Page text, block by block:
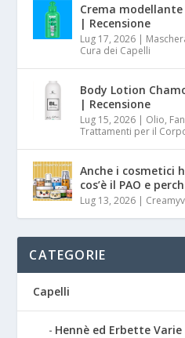
Crema
| Recensione
Lug 17, 2026 |
Cura dei Capelli
Body Lotion
| Recensione
Lug 15, 2026 | Olio,
Trattamenti per il
Anche i cosmetici
cos’è il PAO e
Lug 13, 2026 |
CATEGORIE
Capelli
Hennè ed Erbette Varie